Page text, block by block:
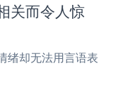
a
o
e
关而令人惊
绪却无法用言语表